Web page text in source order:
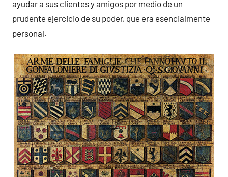
ayudar a sus clientes y amigos por medio de un
prudente ejercicio de su poder, que era esencialmente
personal.